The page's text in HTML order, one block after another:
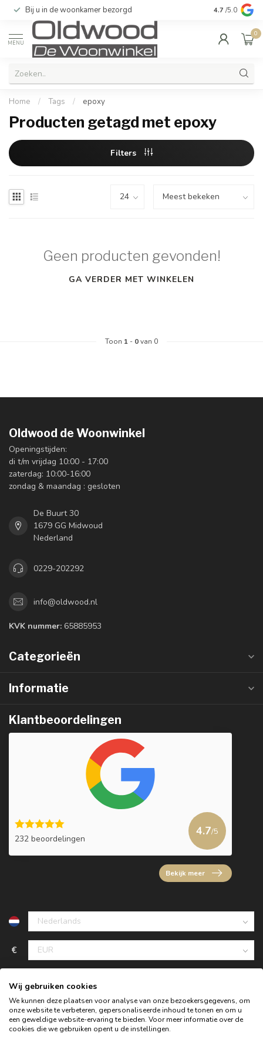
Bij u in de woonkamer bezorgd Kwaliteit &
4.7 /5.0
MENU
0
Home / Tags / epoxy
Producten getagd met epoxy
Filters
Geen producten gevonden!
GA VERDER MET WINKELEN
Toon 1 - 0van 0
Oldwood de Woonwinkel
Openingstijden:
di t/m vrijdag 10:00 - 17:00
zaterdag: 10:00-16:00
zondag & maandag : gesloten
De Buurt 30
1679 GG Midwoud
Nederland
0229-202292
info@oldwood.nl
KVK nummer: 65885953
Categorieën
Informatie
Klantbeoordelingen
232 beoordelingen
4.7/5
Bekijk meer
€
Wij gebruiken cookies
We kunnen deze plaatsen voor analyse van onze bezoekersgegevens, om
onze website te verbeteren, gepersonaliseerde inhoud te tonen en om u
een geweldige website-ervaring te bieden. Voor meer informatie over de
cookies die we gebruiken opent u de instellingen.